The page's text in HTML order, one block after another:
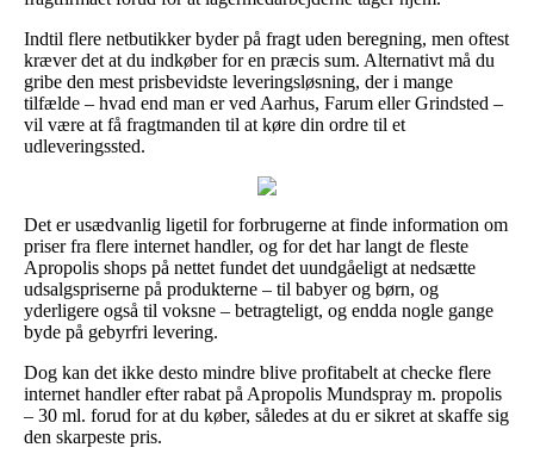
Indtil flere netbutikker byder på fragt uden beregning, men oftest
kræver det at du indkøber for en præcis sum. Alternativt må du
gribe den mest prisbevidste leveringsløsning, der i mange
tilfælde – hvad end man er ved Aarhus, Farum eller Grindsted –
vil være at få fragtmanden til at køre din ordre til et
udleveringssted.
Det er usædvanlig ligetil for forbrugerne at finde information om
priser fra flere internet handler, og for det har langt de fleste
Apropolis shops på nettet fundet det uundgåeligt at nedsætte
udsalgspriserne på produkterne – til babyer og børn, og
yderligere også til voksne – betragteligt, og endda nogle gange
byde på gebyrfri levering.
Dog kan det ikke desto mindre blive profitabelt at checke flere
internet handler efter rabat på Apropolis Mundspray m. propolis
– 30 ml. forud for at du køber, således at du er sikret at skaffe sig
den skarpeste pris.